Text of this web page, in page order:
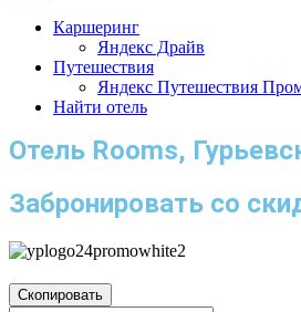
Каршеринг
Яндекс Драйв
Путешествия
Яндекс Путешествия
Найти отель
Отель Rooms,
Забронировать со
Скопировать